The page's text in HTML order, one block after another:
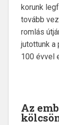
korunk
tovább
romlás
jutottunk a
100 évvel
Az